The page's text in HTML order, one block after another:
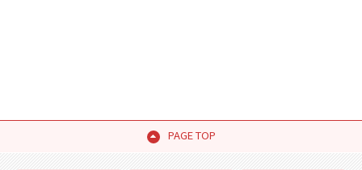
PAGE TOP